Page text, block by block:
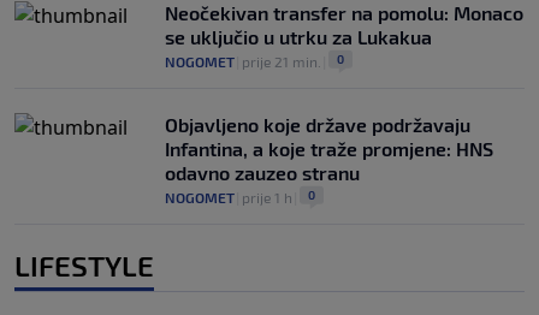
Neočekivan transfer na pomolu: Monaco
se uključio u utrku za Lukakua
NOGOMET prije 21 min. 0
Objavljeno koje države podržavaju
Infantina, a koje traže promjene: HNS
odavno zauzeo stranu
NOGOMET prije 1 h 0
LIFESTYLE